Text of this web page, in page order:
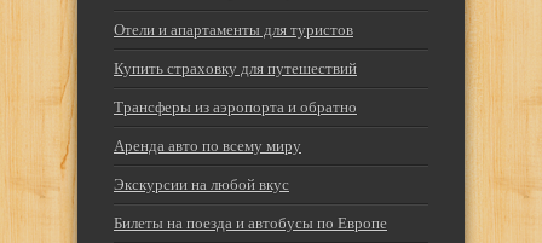
Отели и апартаменты для туристов
Купить страховку для путешествий
Трансферы из аэропорта и обратно
Аренда авто по всему миру
Экскурсии на любой вкус
Билеты на поезда и автобусы по Европе